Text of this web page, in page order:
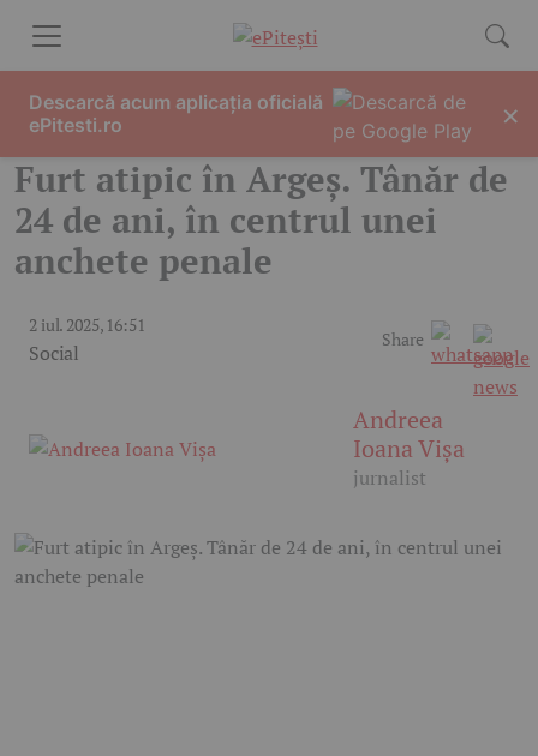
Furt atipic în Argeș. Tânăr de
24 de ani, în centrul unei
anchete penale
2 iul. 2025, 16:51
Social
Share
Andreea
Ioana Vișa
jurnalist
Descarcă acum aplicația oficială
ePitesti.ro
×